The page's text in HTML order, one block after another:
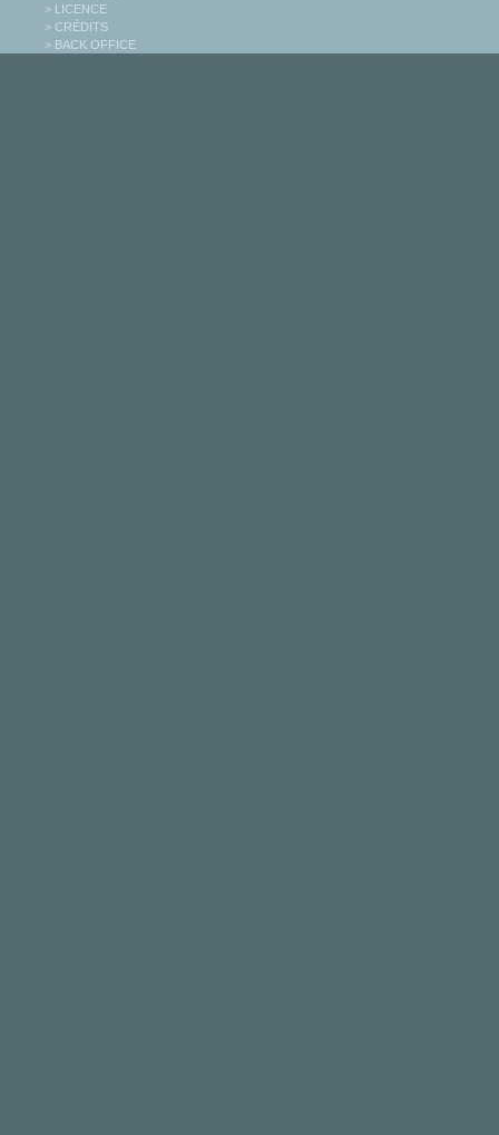
> LICENCE
> CRÉDITS
> BACK OFFICE